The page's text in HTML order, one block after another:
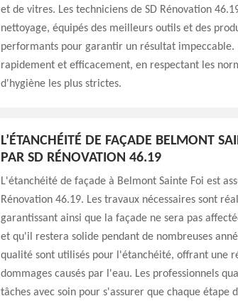
et de vitres. Les techniciens de SD Rénovation
nettoyage, équipés des meilleurs outils et des
performants pour garantir un résultat impeccable.
rapidement et efficacement, en respectant les
d'hygiène les plus strictes.
L’ÉTANCHÉITÉ DE FAÇADE BELMONT
PAR SD RÉNOVATION 46.19
L'étanchéité de façade à Belmont Sainte Foi est
Rénovation 46.19. Les travaux nécessaires sont
garantissant ainsi que la façade ne sera pas
et qu'il restera solide pendant de nombreuses
qualité sont utilisés pour l'étanchéité, offrant une
dommages causés par l'eau. Les professionnels
tâches avec soin pour s'assurer que chaque étape